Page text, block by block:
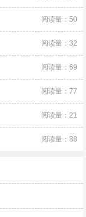
阅读量：50
阅读量：32
阅读量：69
阅读量：77
阅读量：21
阅读量：88